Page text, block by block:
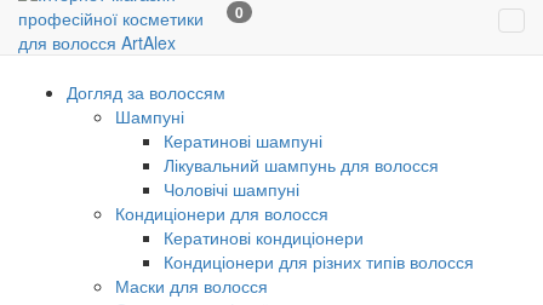
0
Догляд за волоссям
Шампуні
Кератинові шампуні
Лікувальний шампунь для волосся
Чоловічі шампуні
Кондиціонери для волосся
Кератинові кондиціонери
Кондиціонери для різних типів волосся
Маски для волосся